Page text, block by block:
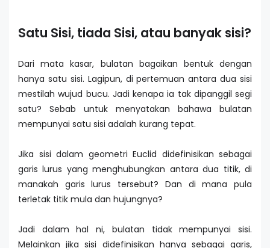
Satu Sisi, tiada Sisi, atau banyak sisi?
Dari mata kasar, bulatan bagaikan bentuk dengan
hanya satu sisi. Lagipun, di pertemuan antara dua sisi
mestilah wujud bucu. Jadi kenapa ia tak dipanggil segi
satu? Sebab untuk menyatakan bahawa bulatan
mempunyai satu sisi adalah kurang tepat.
Jika sisi dalam geometri Euclid didefinisikan sebagai
garis lurus yang menghubungkan antara dua titik, di
manakah garis lurus tersebut? Dan di mana pula
terletak titik mula dan hujungnya?
Jadi dalam hal ni, bulatan tidak mempunyai sisi.
Melainkan jika sisi didefinisikan hanya sebagai garis,